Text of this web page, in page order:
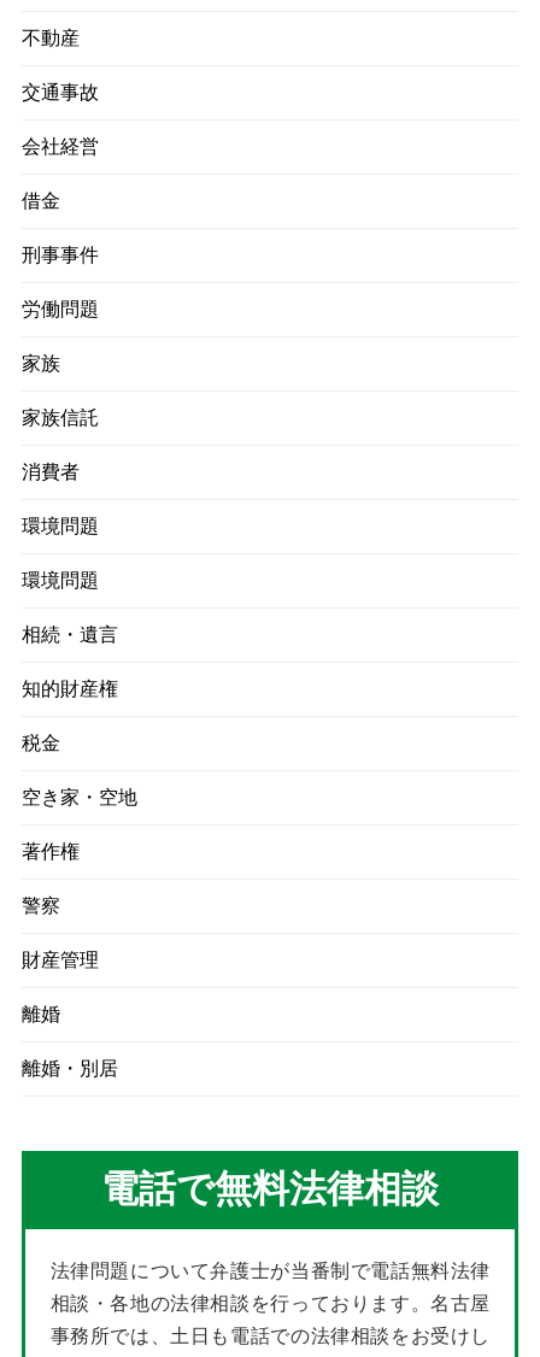
不動産
交通事故
会社経営
借金
刑事事件
労働問題
家族
家族信託
消費者
環境問題
環境問題
相続・遺言
知的財産権
税金
空き家・空地
著作権
警察
財産管理
離婚
離婚・別居
電話で無料法律相談
法律問題について弁護士が当番制で電話無料法律
相談・各地の法律相談を行っております。名古屋
事務所では、土日も電話での法律相談をお受けし